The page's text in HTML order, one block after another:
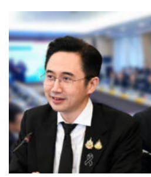
August 6, 2026 - 18:20 โดย พ
บอร์ดปฐมวัยลุยพลิกโฉม! ‘รองน
นโยบายด่วน เชื่อม Big Data 13
ตกหล่น พ่วงกฎเหล็กห้ามสอบแข่